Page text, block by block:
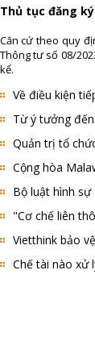
Thủ tục đăng
Căn cứ theo quy
Thông tư số 08/
kể.
Về điều kiện
Từ ý tưởng
Quản trị tổ
Cộng hòa
Bộ luật hình
"Cơ chế liên
Vietthink bảo
Chế tài nào xử